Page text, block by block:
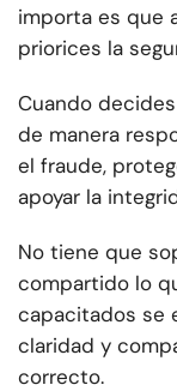
importa es que
priorices la
Cuando
de manera
el fraude,
apoyar la
No tiene que
compartido lo
capacitados se
claridad y
correcto.